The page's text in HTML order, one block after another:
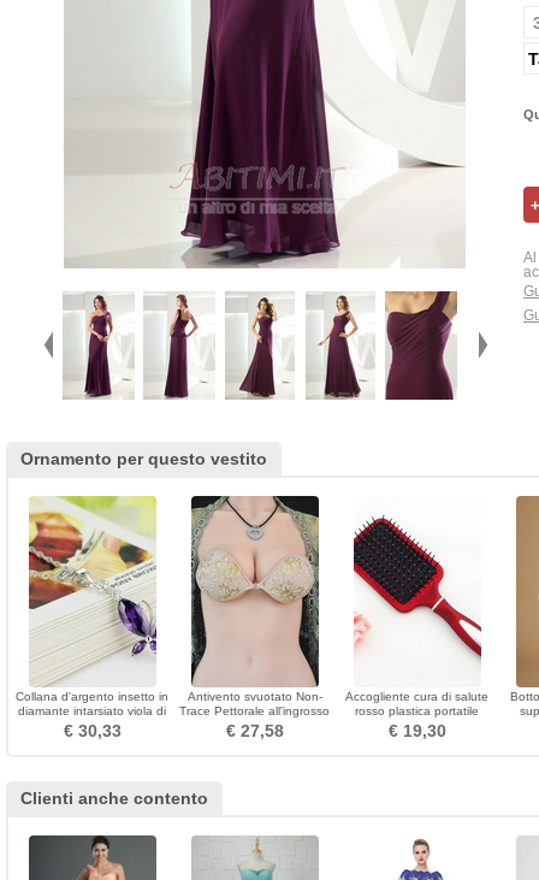
Al
Ornamento per questo vestito
Collana d'argento insetto in
diamante intarsiato viola di
moda
€ 30,33
Antivento svuotato Non-
Trace Pettorale all'ingrosso
Incolla Invisible
€ 27,58
Accogliente cura di salute
rosso plastica portatile
massaggio piccolo specchio
& pettine
€ 19,30
Clienti anche contento